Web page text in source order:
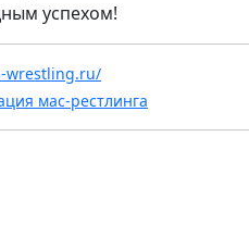
успехом!
wrestling.ru/
мас-рестлинга